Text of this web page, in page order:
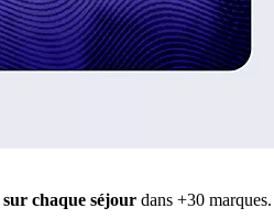
sur chaque séjour dans +30 marques.